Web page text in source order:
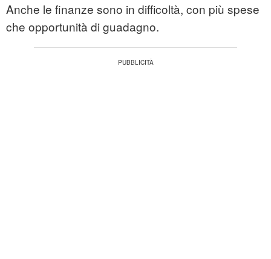
Anche le finanze sono in difficoltà, con più spese
che opportunità di guadagno.